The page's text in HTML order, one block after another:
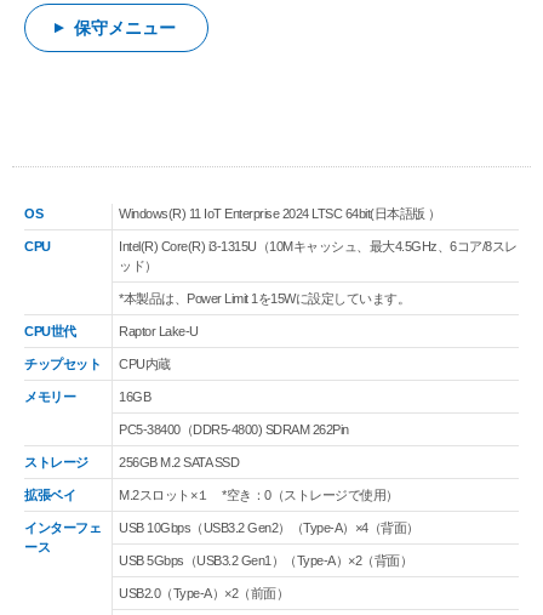
保守メニュー
OS Windows(R) 11 IoT Enterprise 2024 LTSC 64bit(日本語版 ）
CPU
Intel(R) Core(R) i3-1315U（10Mキャッシュ、最大4.5GHz、6コア/8スレ
ッド）
*本製品は、Power Limit 1を15Wに設定しています。
CPU世代 Raptor Lake-U
チップセット CPU内蔵
メモリー 16GB
PC5-38400（DDR5-4800) SDRAM 262Pin
ストレージ 256GB M.2 SATA SSD
拡張ベイ M.2スロット×１ *空き：0（ストレージで使用）
インターフェ
ース
USB 10Gbps（USB3.2 Gen2）（Type-A）×4（背面）
USB 5Gbps（USB3.2 Gen1）（Type-A）×2（背面）
USB2.0（Type-A）×2（前面）